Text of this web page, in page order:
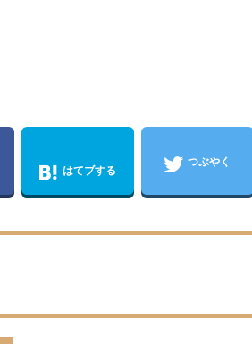
はてブする
つぶやく